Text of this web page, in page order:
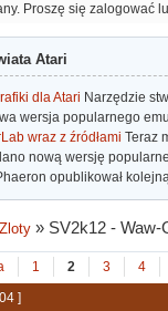
Proszę się zalogować
Atari
dla Atari Narzędzie
wersja popularnego
wraz z źródłami Teraz
nową wersję
opublikował
Zloty » SV2k12 - Waw-
1 2 3 4
]